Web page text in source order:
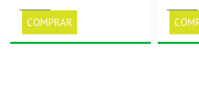
COMPRAR